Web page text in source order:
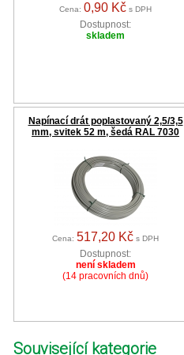
Cena: 0,90 Kč s DPH
Dostupnost:
skladem
Napínací drát poplastovaný 2,5/3,5
mm, svitek 52 m, šedá RAL 7030
Cena: 517,20 Kč s DPH
Dostupnost:
není skladem
(14 pracovních dnů)
Související kategorie